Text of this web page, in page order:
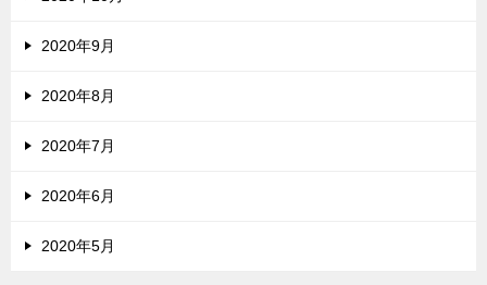
2020年9月
2020年8月
2020年7月
2020年6月
2020年5月